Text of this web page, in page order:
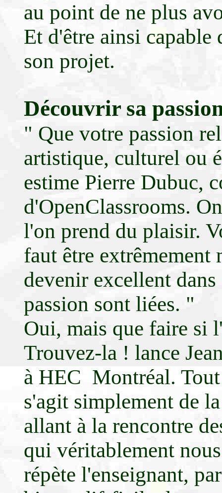
au point de ne plus
Et d'être ainsi capable
son projet.
Découvrir sa
" Que votre passion
artistique, culturel ou
estime Pierre Dubuc,
d'OpenClassrooms.
l'on prend du plaisir.
faut être extrêmement
devenir excellent
passion sont liées. "
Oui, mais que faire si
Trouvez-la ! lance
à HEC Montréal.
s'agit simplement de
allant à la rencontre
qui véritablement
répète l'enseignant,